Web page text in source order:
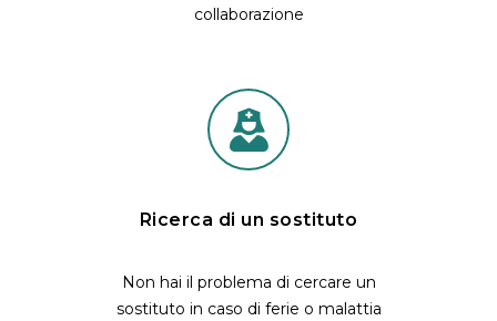
collaborazione
Ricerca di un sostituto
Non hai il problema di cercare un
sostituto in caso di ferie o malattia